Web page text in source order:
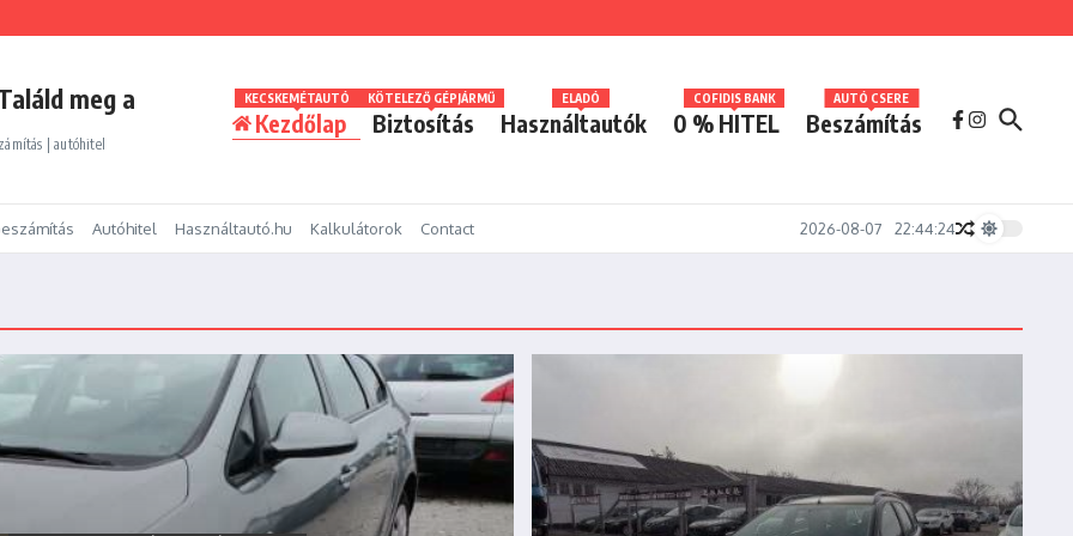
meg a
| autóhitel
Kezdőlap
KECSKEMÉTAUTÓ
Biztosítás
KÖTELEZŐ GÉPJÁRMŰ
Használtautók
ELADÓ
0 % HITEL
COFIDIS BANK
Beszámítás
AUTÓ CSERE
Autóhitel Használtautó.hu Kalkulátorok Contact 2026-08-07 22:44:24